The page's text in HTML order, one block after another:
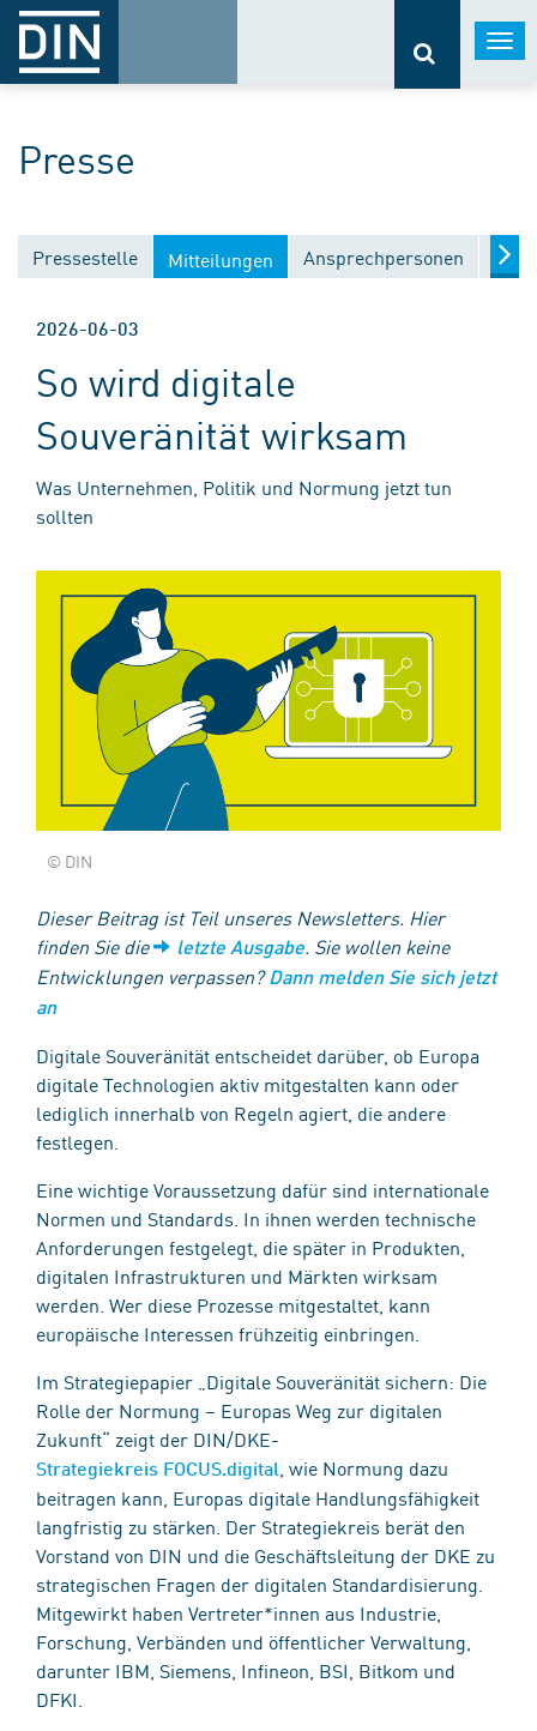
Presse
Pressestelle Mitteilungen Ansprechpersonen
2026-06-03
So wird digitale
Souveränität wirksam
Was Unternehmen, Politik und Normung jetzt tun
sollten
© DIN
Dieser Beitrag ist Teil unseres Newsletters. Hier
finden Sie die
letzte Ausgabe. Sie wollen keine
Entwicklungen verpassen? Dann melden Sie sich jetzt
an
Digitale Souveränität entscheidet darüber, ob Europa
digitale Technologien aktiv mitgestalten kann oder
lediglich innerhalb von Regeln agiert, die andere
festlegen.
Eine wichtige Voraussetzung dafür sind internationale
Normen und Standards. In ihnen werden technische
Anforderungen festgelegt, die später in Produkten,
digitalen Infrastrukturen und Märkten wirksam
werden. Wer diese Prozesse mitgestaltet, kann
europäische Interessen frühzeitig einbringen.
Im Strategiepapier „Digitale Souveränität sichern: Die
Rolle der Normung – Europas Weg zur digitalen
Zukunft“ zeigt der DIN/DKE-
Strategiekreis FOCUS.digital , wie Normung dazu
beitragen kann, Europas digitale Handlungsfähigkeit
langfristig zu stärken. Der Strategiekreis berät den
Vorstand von DIN und die Geschäftsleitung der DKE zu
strategischen Fragen der digitalen Standardisierung.
Mitgewirkt haben Vertreter*innen aus Industrie,
Forschung, Verbänden und öffentlicher Verwaltung,
darunter IBM, Siemens, Infineon, BSI, Bitkom und
DFKI.